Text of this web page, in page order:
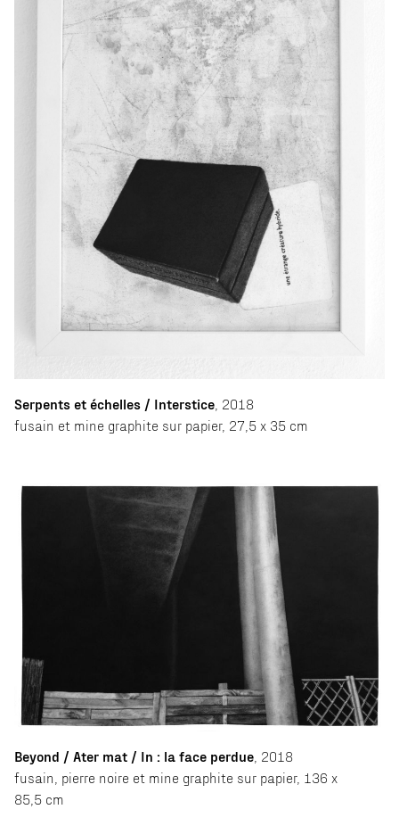
Serpents et échelles / Interstice , 2018
fusain et mine graphite sur papier, 27,5 x 35 cm
Beyond / Ater mat / In : la face perdue , 2018
fusain, pierre noire et mine graphite sur papier, 136 x
85,5 cm